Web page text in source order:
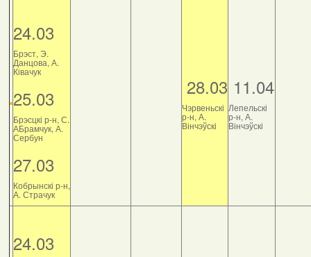
24.03
Брэст, Э.
Данцова, А.
Ківачук
25.03
Брэсцкі р-н, С.
АБрамчук, А.
Сербун
27.03
Кобрынскі р-н,
А. Страчук
28.03
Чэрвеньскі
р-н, А.
Вінчэўскі
11.04
Лепельскі
р-н, А.
Вінчэўскі
24.03